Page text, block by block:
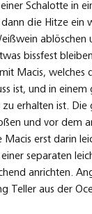
Schalotte in
die Hitze ein
ablöschen
bissfest
Macis, welches
ist, und in
erhalten ist. Die
und vor dem
erst darin
separaten
anrichten.
Teller aus der